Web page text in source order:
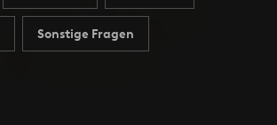
Sonstige Fragen